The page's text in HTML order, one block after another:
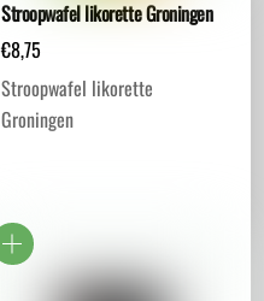
Stroopwafel likorette Groningen
€8,75
Stroopwafel likorette
Groningen